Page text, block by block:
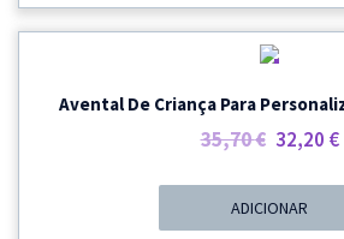
Avental De Criança Para
35,70€ O
Original
Era:
32,20 €O
ADICIONAR